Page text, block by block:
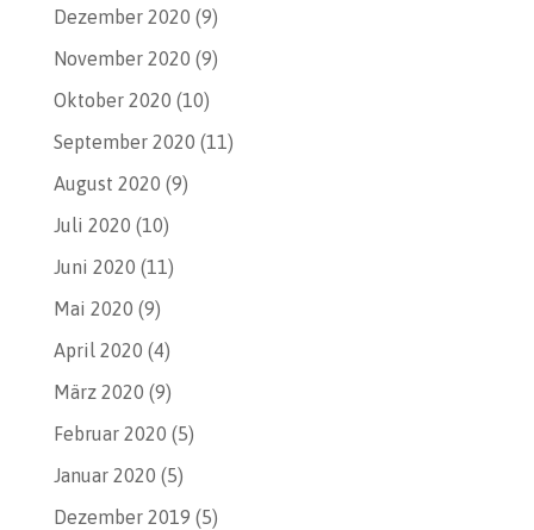
Dezember 2020 (9)
November 2020 (9)
Oktober 2020 (10)
September 2020 (11)
August 2020 (9)
Juli 2020 (10)
Juni 2020 (11)
Mai 2020 (9)
April 2020 (4)
März 2020 (9)
Februar 2020 (5)
Januar 2020 (5)
Dezember 2019 (5)